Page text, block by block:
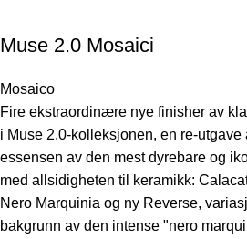
Muse 2.0 Mosaici
Mosaico
Fire ekstraordinære nye finisher av
i Muse 2.0-kolleksjonen, en re-
essensen av den mest dyrebare og
med allsidigheten til keramikk:
Nero Marquinia og ny Reverse,
bakgrunn av den intense "nero